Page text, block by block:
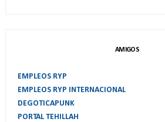
AMIGOS
EMPLEOS RYP
EMPLEOS RYP INTERNACIONAL
DEGOTICAPUNK
PORTAL TEHILLAH